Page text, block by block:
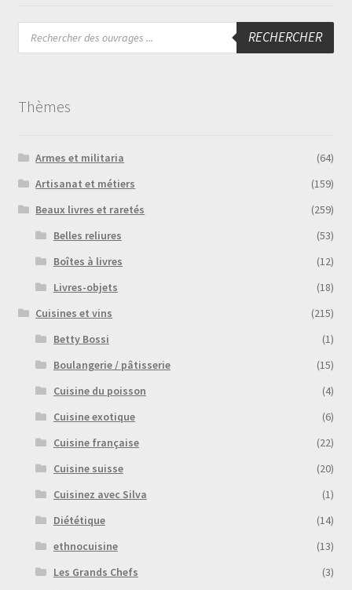
Recherche
produits
RECHERCHER
Thèmes
Armes et militaria
(64)
Artisanat et métiers
(159)
Beaux livres et raretés
(259)
Belles reliures
(53)
Boîtes à livres
(12)
Livres-objets
(18)
Cuisines et vins
(215)
Betty Bossi
(1)
Boulangerie / pâtisserie
(15)
Cuisine du poisson
(4)
Cuisine exotique
(6)
Cuisine française
(22)
Cuisine suisse
(20)
Cuisinez avec Silva
(1)
Diététique
(14)
ethnocuisine
(13)
Les Grands Chefs
(3)